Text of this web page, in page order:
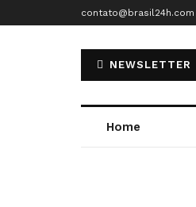
contato@brasil24h.com
NEWSLETTER
Home